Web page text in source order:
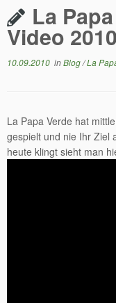
La
Video 2010
10.09.2010 inBlog/La
La Papa Verde hat
gespielt und nie Ihr Ziel
heute klingt sieht man